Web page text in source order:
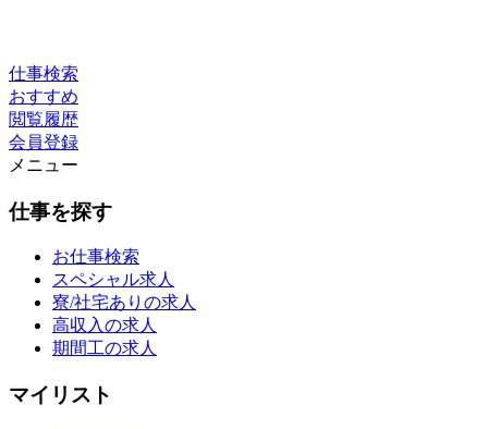
仕事検索
おすすめ
閲覧履歴
会員登録
メニュー
仕事を探す
お仕事検索
スペシャル求人
寮/社宅ありの求人
高収入の求人
期間工の求人
マイリスト